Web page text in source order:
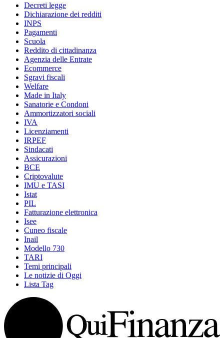
Decreti legge
Dichiarazione dei redditi
INPS
Pagamenti
Scuola
Reddito di cittadinanza
Agenzia delle Entrate
Ecommerce
Sgravi fiscali
Welfare
Made in Italy
Sanatorie e Condoni
Ammortizzatori sociali
IVA
Licenziamenti
IRPEF
Sindacati
Assicurazioni
BCE
Criptovalute
IMU e TASI
Istat
PIL
Fatturazione elettronica
Isee
Cuneo fiscale
Inail
Modello 730
TARI
Temi principali
Le notizie di Oggi
Lista Tag